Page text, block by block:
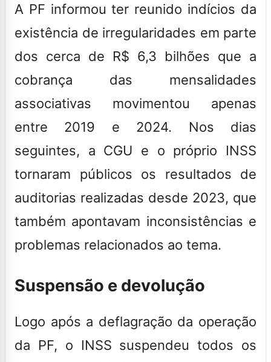
A PF informou ter reunido indícios da
existência de irregularidades em parte
dos cerca de R$ 6,3 bilhões que a
cobrança das mensalidades
associativas movimentou apenas
entre 2019 e 2024. Nos dias
seguintes, a CGU e o próprio INSS
tornaram públicos os resultados de
auditorias realizadas desde 2023, que
também apontavam inconsistências e
problemas relacionados ao tema.
Suspensão e devolução
Logo após a deflagração da operação
da PF, o INSS suspendeu todos os